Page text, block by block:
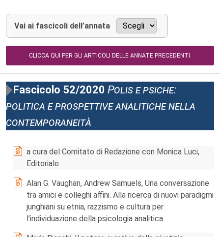
Vai ai fascicoli dell’annata
CLICCA QUI PER GLI ARTICOLI DELLE ANNATE PRECEDENTI.
Fascicolo 52/2020 Polis e psiche:
politica e prospettive analitiche nella
contemporaneità
a cura del Comitato di Redazione con Monica Luci,
Editoriale
Alan G. Vaughan, Andrew Samuels, Una conversazione
tra amici e colleghi affini. Alla ricerca di nuovi paradigmi
junghiani su etnia, razzismo e cultura per
l’individuazione della psicologia analitica